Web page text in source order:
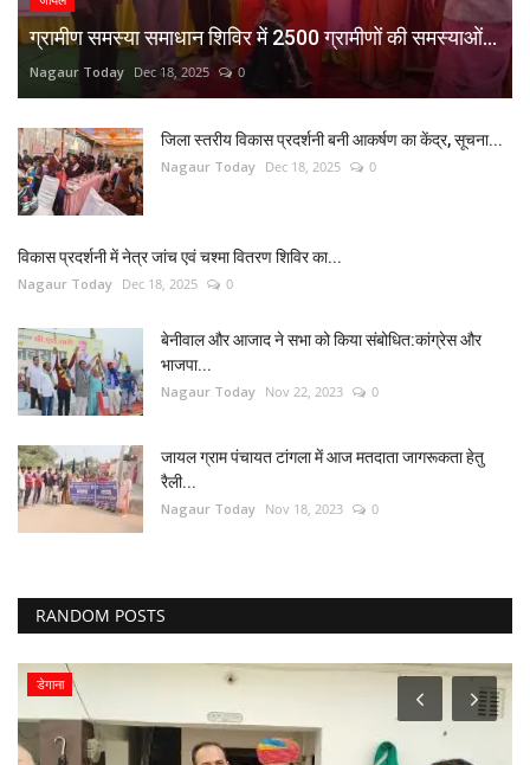
ग्रामीण समस्या समाधान शिविर में 2500 ग्रामीणों की समस्याओं...
Nagaur Today Dec 18, 2025 0
जिला स्तरीय विकास प्रदर्शनी बनी आकर्षण का केंद्र, सूचना...
Nagaur Today Dec 18, 2025 0
विकास प्रदर्शनी में नेत्र जांच एवं चश्मा वितरण शिविर का...
Nagaur Today Dec 18, 2025 0
बेनीवाल और आजाद ने सभा को किया संबोधित:कांग्रेस और
भाजपा...
Nagaur Today Nov 22, 2023 0
जायल ग्राम पंचायत टांगला में आज मतदाता जागरूकता हेतु
रैली...
Nagaur Today Nov 18, 2023 0
RANDOM POSTS
डेगाना